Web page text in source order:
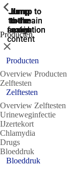
Jump
to the
search
Jump to
the main
navigation
Jump to
the main
navigation
Jump
to the
main
content
Jump
to the
footer
Producten
ShowPrevious
Sluit
Producten
Overview Producten
Zelftesten
ShowPrevious
Zelftesten
Overview Zelftesten
Urineweginfectie
IJzertekort
Chlamydia
Drugs
Bloeddruk
ShowPrevious
Bloeddruk
ShowPrevious
ShowPrevious
ShowPrevious
ShowPrevious
ShowPrevious
ShowPrevious